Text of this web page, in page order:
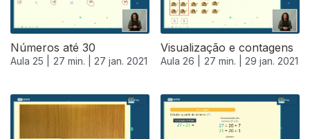
Números até 30
Aula 25 | 27 min. | 27 jan. 2021
Visualização e contagens
Aula 26 | 27 min. | 29 jan. 2021